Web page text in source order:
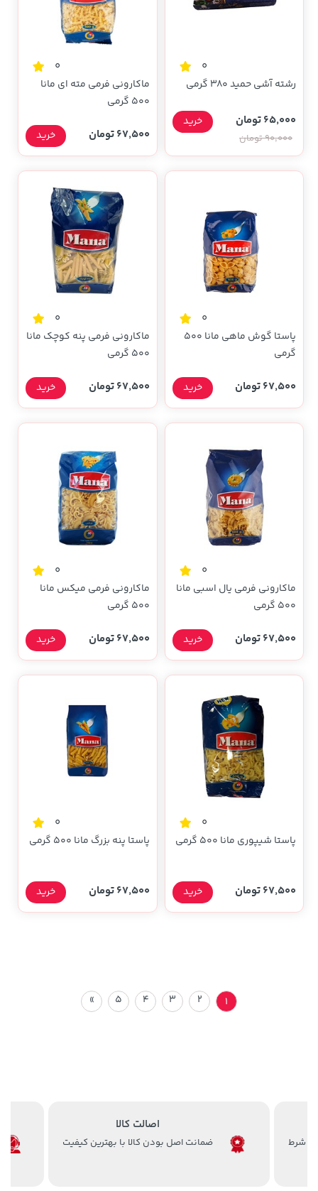
0
رشته آشی حمید 380 گرمی
65,000 تومان
90,000 تومان
خرید
0
ماکارونی فرمی مته ای مانا
500 گرمی
67,500 تومان خرید
0
پاستا گوش ماهی مانا 500
گرمی
67,500 تومان خرید
0
ماکارونی فرمی پنه کوچک مانا
500 گرمی
67,500 تومان خرید
0
ماکارونی فرمی یال اسبی مانا
500 گرمی
67,500 تومان خرید
0
ماکارونی فرمی میکس مانا
500 گرمی
67,500 تومان خرید
0
پاستا شیپوری مانا 500 گرمی
67,500 تومان خرید
0
پاستا پنه بزرگ مانا 500 گرمی
67,500 تومان خرید
1
2
3
4
5
»
اصالت کالا
ضمانت اصل بودن کالا با بهترین کیفیت